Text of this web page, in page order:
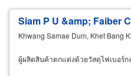
Siam P U &amp; Faiber
Khwang Samae Dum, Khet Bang
ผู้ผลิตสินค้าตกแต่งด้วยวัสดุไฟเบอร์ก